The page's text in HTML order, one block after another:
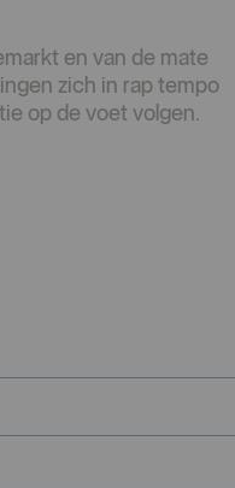
en van de mate
zich in rap tempo
op de voet volgen.